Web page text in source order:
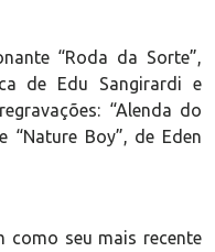
“Roda da Sorte”,
de Edu Sangirardi e
“Alenda do
“Nature Boy”, de Eden
como seu mais recente